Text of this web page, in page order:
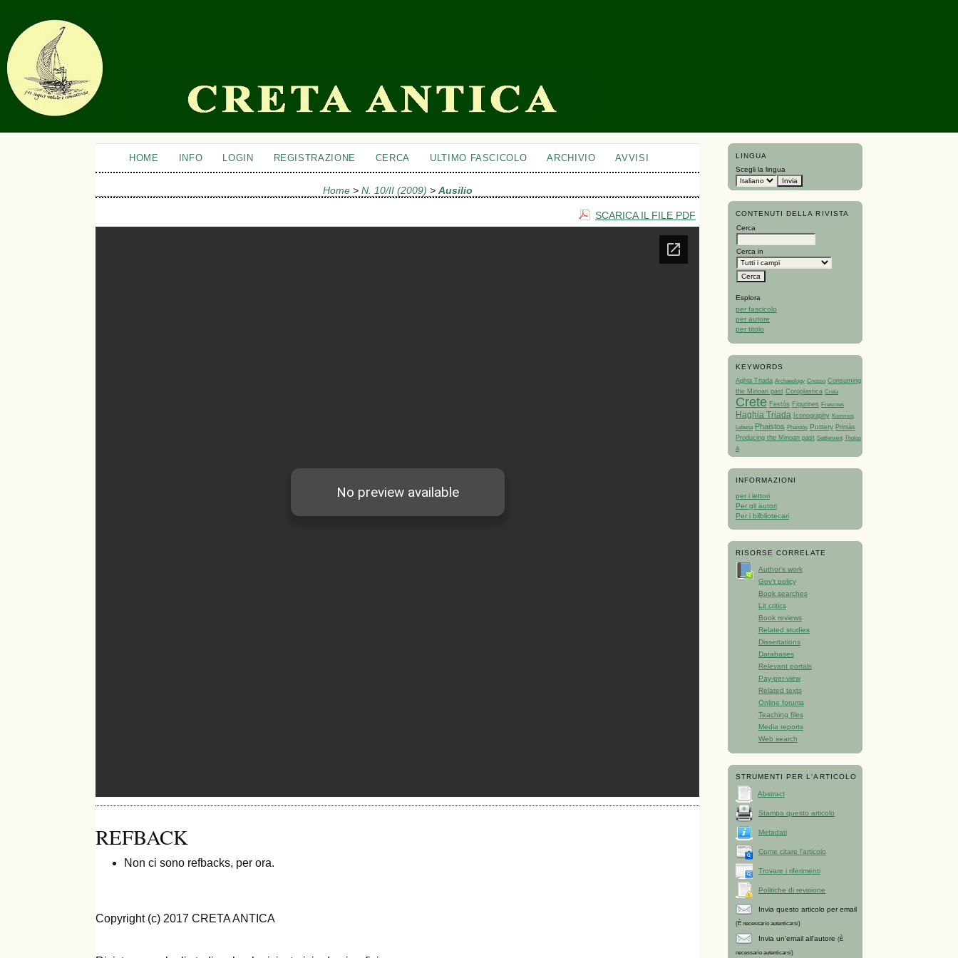
LINGUA
Scegli la lingua
CONTENUTI DELLA RIVISTA
Cerca
Cerca in
Esplora
per fascicolo
per autore
per titolo
KEYWORDS
Aghia Triada Archaeology Cnosso Consuming
the Minoan past Coroplastica Creta
Crete Festòs Figurines Frescoes
Haghia Triada Iconography Kommos
Lebena Phaistos Phaistòs Pottery Priniàs
Producing the Minoan past Settlement Tholos
A
INFORMAZIONI
per i lettori
Per gli autori
Per i bilbliotecari
RISORSE CORRELATE
Author's work
Gov't policy
Book searches
Lit critics
Book reviews
Related studies
Dissertations
Databases
Relevant portals
Pay-per-view
Related texts
Online forums
Teaching files
Media reports
Web search
STRUMENTI PER L'ARTICOLO
Abstract
Stampa questo articolo
Metadati
Come citare l'articolo
Trovare i riferimenti
Politiche di revisione
Invia questo articolo per email
(È necessario autenticarsi)
Invia un'email all'autore (È
necessario autenticarsi)
HOME INFO LOGIN REGISTRAZIONE CERCA ULTIMO FASCICOLO ARCHIVIO AVVISI
Home> N. 10/II (2009) > Ausilio
SCARICA IL FILE PDF
REFBACK
Non ci sono refbacks, per ora.
Copyright (c) 2017 CRETA ANTICA